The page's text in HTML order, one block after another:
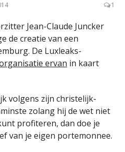
1
Jean-Claude Juncker
de creatie van een
De Luxleaks-
ervan in kaart
volgens zijn christelijk-
zolang hij de wet niet
profiteren, dan doe je
van je eigen portemonnee.